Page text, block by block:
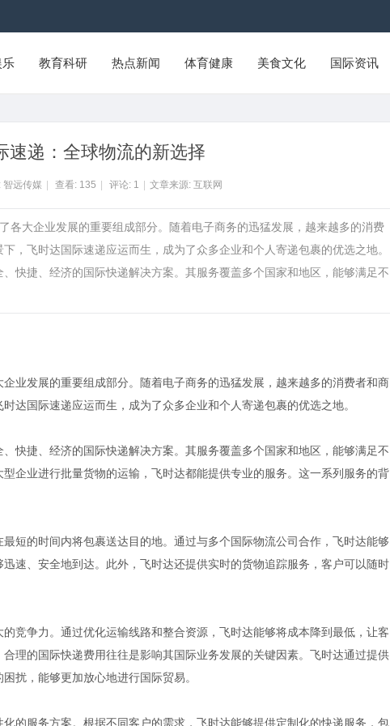
乐 教育科研 热点新闻 体育健康 美食文化 国际资讯
速递：全球物流的新选择
智远传媒 查看: 135 评论: 1 文章来源: 互联网
各大企业发展的重要组成部分。随着电子商务的迅猛发展，越来越多的消费
，飞时达国际速递应运而生，成为了众多企业和个人寄递包裹的优选之地。
快捷、经济的国际快递解决方案。其服务覆盖多个国家和地区，能够满足不
业发展的重要组成部分。随着电子商务的迅猛发展，越来越多的消费者和商
达国际速递应运而生，成为了众多企业和个人寄递包裹的优选之地。
快捷、经济的国际快递解决方案。其服务覆盖多个国家和地区，能够满足不
企业进行批量货物的运输，飞时达都能提供专业的服务。这一系列服务的背
短的时间内将包裹送达目的地。通过与多个国际物流公司合作，飞时达能够
速、安全地到达。此外，飞时达还提供实时的货物追踪服务，客户可以随时
竞争力。通过优化运输线路和整合资源，飞时达能够将成本降到最低，让客
理的国际快递费用往往是影响其国际业务发展的关键因素。飞时达通过提供
扰，能够更加放心地进行国际贸易。
的服务方案。根据不同客户的需求，飞时达能够提供定制化的快递服务，包